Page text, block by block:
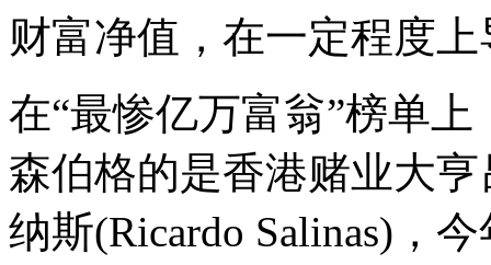
财富净值，在一定程度
在“最惨亿万富翁”榜单
森伯格的是香港赌业大
纳斯(Ricardo Salinas)，